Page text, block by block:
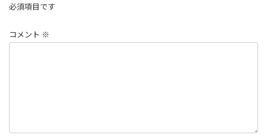
必須項目です
コメント ※